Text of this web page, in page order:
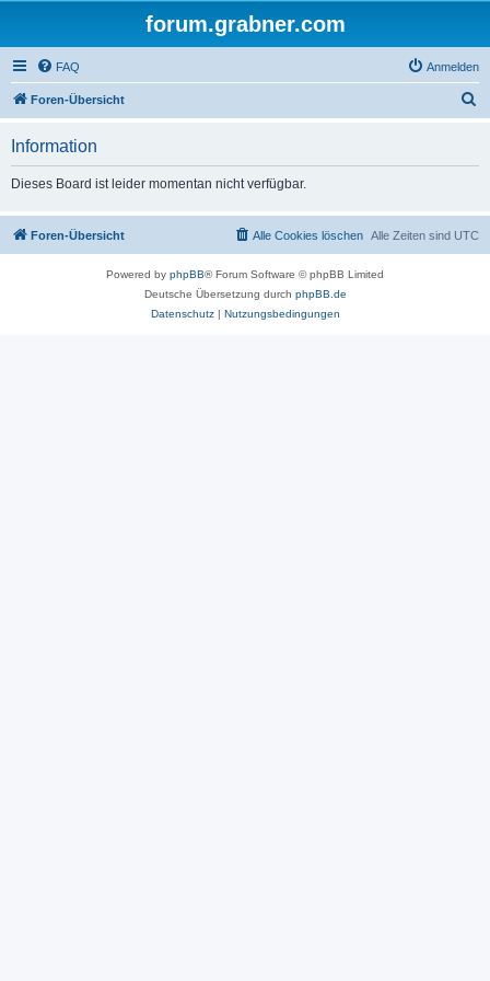
forum.grabner.com
FAQ Anmelden
Foren-Übersicht
Information
Dieses Board ist leider momentan nicht verfügbar.
Foren-Übersicht Alle Zeiten sind UTC
Alle Cookies löschen
Powered by phpBB® Forum Software © phpBB Limited
Deutsche Übersetzung durch phpBB.de
Datenschutz| Nutzungsbedingungen